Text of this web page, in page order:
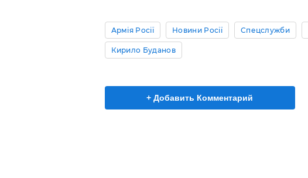
Армія Росії Новини Росії Спецслужби
Кирило Буданов
+ Добавить Комментарий